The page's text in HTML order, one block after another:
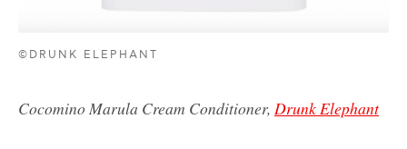
©DRUNK ELEPHANT
Cocomino Marula Cream Conditioner, Drunk Elephant